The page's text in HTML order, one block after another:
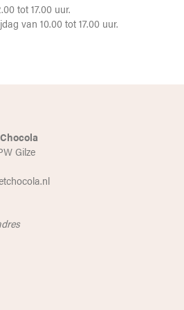
tot 17.00 uur.
van 10.00 tot 17.00 uur.
Gilze